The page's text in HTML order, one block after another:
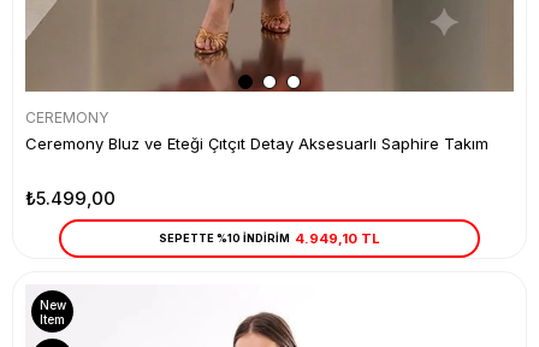
CEREMONY
Ceremony Bluz ve Eteği Çıtçıt Detay Aksesuarlı Saphire Takım
₺5.499,00
SEPETTE %10 İNDİRİM 4.949,10 TL
New
Item